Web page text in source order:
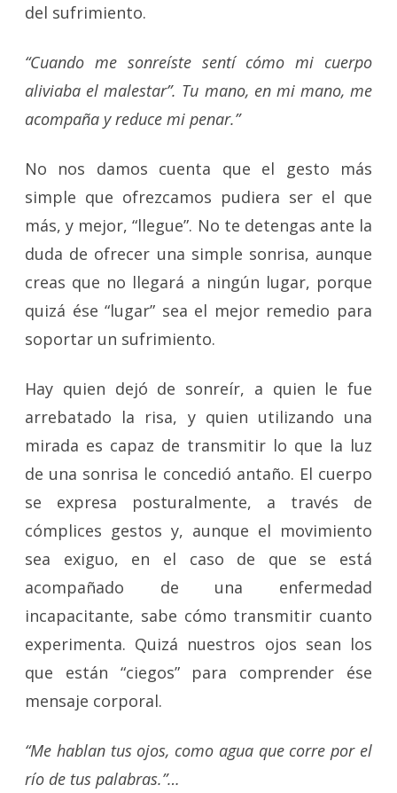
del sufrimiento.
“Cuando me sonreíste sentí cómo mi cuerpo
aliviaba el malestar”. Tu mano, en mi mano, me
acompaña y reduce mi penar.”
No nos damos cuenta que el gesto más
simple que ofrezcamos pudiera ser el que
más, y mejor, “llegue”. No te detengas ante la
duda de ofrecer una simple sonrisa, aunque
creas que no llegará a ningún lugar, porque
quizá ése “lugar” sea el mejor remedio para
soportar un sufrimiento.
Hay quien dejó de sonreír, a quien le fue
arrebatado la risa, y quien utilizando una
mirada es capaz de transmitir lo que la luz
de una sonrisa le concedió antaño. El cuerpo
se expresa posturalmente, a través de
cómplices gestos y, aunque el movimiento
sea exiguo, en el caso de que se está
acompañado de una enfermedad
incapacitante, sabe cómo transmitir cuanto
experimenta. Quizá nuestros ojos sean los
que están “ciegos” para comprender ése
mensaje corporal.
“Me hablan tus ojos, como agua que corre por el
río de tus palabras.”…